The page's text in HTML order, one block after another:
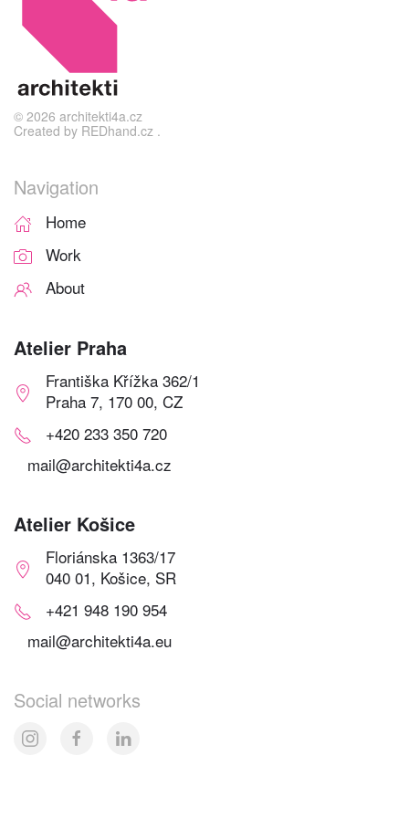
© 2026 architekti4a.cz
Created by REDhand.cz .
Navigation
Home
Work
About
Atelier Praha
Františka Křížka 362/1
Praha 7, 170 00, CZ
+420 233 350 720
mail@architekti4a.cz
Atelier Košice
Floriánska 1363/17
040 01, Košice, SR
+421 948 190 954
mail@architekti4a.eu
Social networks